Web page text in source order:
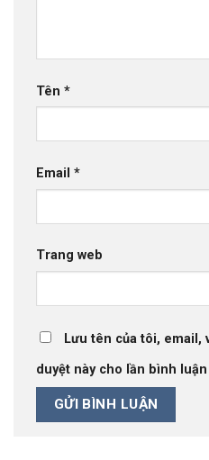
Tên *
Email *
Trang web
Lưu tên của tôi,
duyệt này cho lần bình